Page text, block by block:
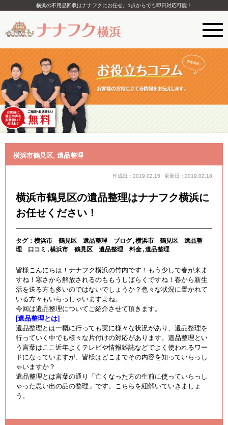
横浜の不用品回収はナナフクにお任せ。1点からでも即日対応可能！
横浜市鶴見区, 遺品整理
作成日：2019.02.15 更新日：2019.02.18
横浜市鶴見区の遺品整理はナナフク横浜に
お任せください！
タグ： 横浜市 鶴見区 遺品整理 ブログ 横浜市 鶴見区 遺品整
理 口コミ
横浜市 鶴見区 遺品整理 料金 遺品整理
皆様こんにちは！ナナフク横浜の竹内です！もう少しで春が来ま
すね！寒さから解放されるのももうしばらくですね！春から新生
活を送る方も多いのではないでしょうか？色々な状況に置かれて
いる方々もいらっしゃいますよね。
今回は遺品整理についてご紹介させて頂きます。
[遺品整理とは]
遺品整理とは一概に行っても実に様々な状況があり、遺品整理を
行っていく中でも様々な片付けの対応があります。遺品整理とい
う言葉はここ近年よくテレビや情報雑誌などでよく使われるワー
ドになっていますが、皆様はどこまでその内容を知っていらっし
ゃいますか？
遺品整理とは言葉の通り「亡くなった方の生前に使っていらっし
ゃった思い出の品の整理」です。こちらを紐解いていきましょ
う。